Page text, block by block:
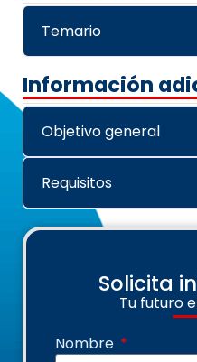
Temario
Información
Objetivo general
Requisitos
Solicita
Tu futuro
Nombre